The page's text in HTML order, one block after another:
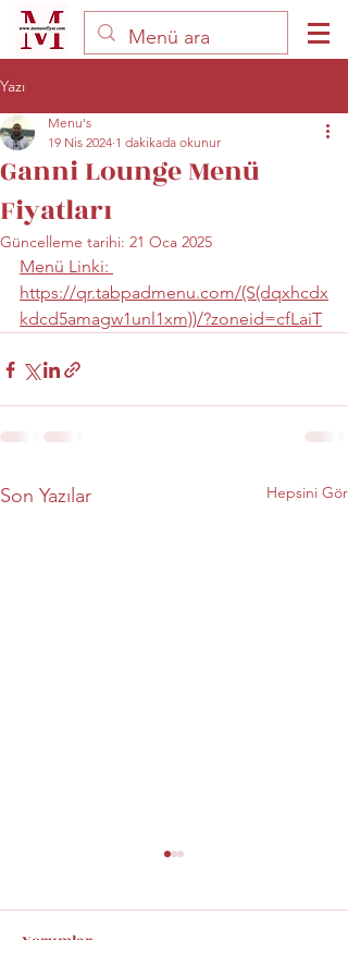
Yazı
Ganni Lounge Menü
Fiyatları
Menu's
19 Nis 2024 1 dakikada okunur
Güncelleme tarihi: 21 Oca 2025
Menü Linki:
https://qr.tabpadmenu.com/(S(dqxhcdx
kdcd5amagw1unl1xm))/?zoneid=cfLaiT
Son Yazılar Hepsini Gör
Yorumlar